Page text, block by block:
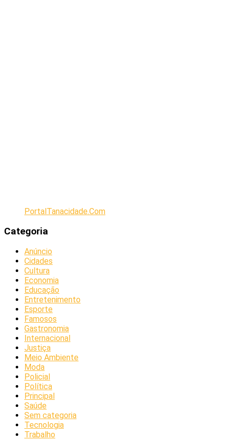
PortalTanacidade.Com
Categoria
Anúncio
Cidades
Cultura
Economia
Educação
Entretenimento
Esporte
Famosos
Gastronomia
Internacional
Justiça
Meio Ambiente
Moda
Policial
Política
Principal
Saúde
Sem categoria
Tecnologia
Trabalho